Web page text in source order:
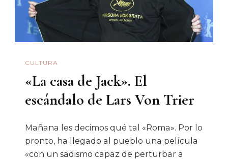
CULTURA
«La casa de Jack». El
escándalo de Lars Von Trier
Mañana les decimos qué tal «Roma». Por lo
pronto, ha llegado al pueblo una película
«con un sadismo capaz de perturbar a